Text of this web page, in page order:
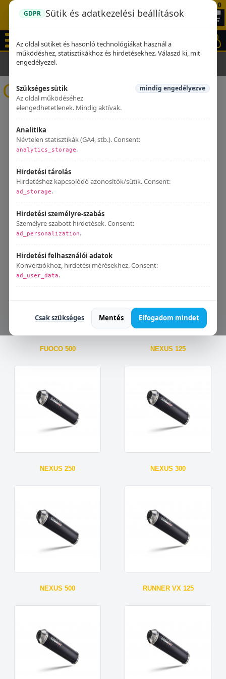
GDPR Sütik és adatkezelési beállítások
Az oldal sütiket és hasonló technológiákat használ a
működéshez, statisztikákhoz és hirdetésekhez. Válaszd ki, mit
engedélyezel.
Szükséges sütik
Az oldal működéséhez
elengedhetetlenek. Mindig aktívak.
mindig engedélyezve
Analitika
Névtelen statisztikák (GA4, stb.). Consent:
analytics_storage.
Hirdetési tárolás
Hirdetéshez kapcsolódó azonosítók/sütik. Consent:
ad_storage.
Hirdetési személyre-szabás
Személyre szabott hirdetések. Consent:
ad_personalization.
Hirdetési felhasználói adatok
Konverziókhoz, hirdetési mérésekhez. Consent:
ad_user_data.
Csak szükséges Mentés Elfogadom mindet
0
Kezdőlap Kipufogók
Gilera
DNA 125 4 T
FUOCO 500 NEXUS 125
NEXUS 250 NEXUS 300
NEXUS 500 RUNNER VX 125